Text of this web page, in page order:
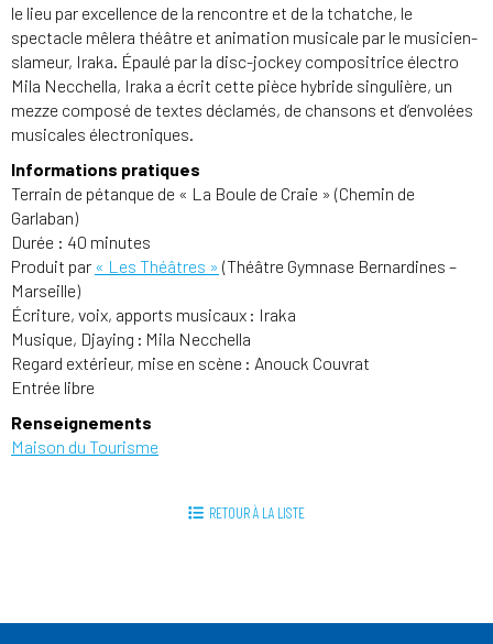
le lieu par excellence de la rencontre et de la tchatche, le
spectacle mêlera théâtre et animation musicale par le musicien-
slameur, Iraka. Épaulé par la disc-jockey compositrice électro
Mila Necchella, Iraka a écrit cette pièce hybride singulière, un
mezze composé de textes déclamés, de chansons et d’envolées
musicales électroniques.
Informations pratiques
Terrain de pétanque de « La Boule de Craie » (Chemin de
Garlaban)
Durée : 40 minutes
Produit par « Les Théâtres » (Théâtre Gymnase Bernardines –
Marseille)
Écriture, voix, apports musicaux : Iraka
Musique, Djaying : Mila Necchella
Regard extérieur, mise en scène : Anouck Couvrat
Entrée libre
Renseignements
Maison du Tourisme
RETOUR À LA LISTE